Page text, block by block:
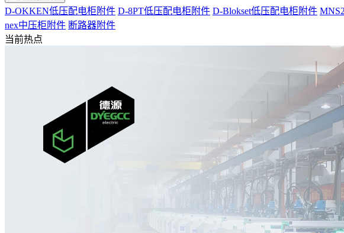
D-OKKEN低压配电柜附件 D-8PT低压配电柜附件 D-Blokset低压配电柜附件
nex中压柜附件 断路器附件
当前热点